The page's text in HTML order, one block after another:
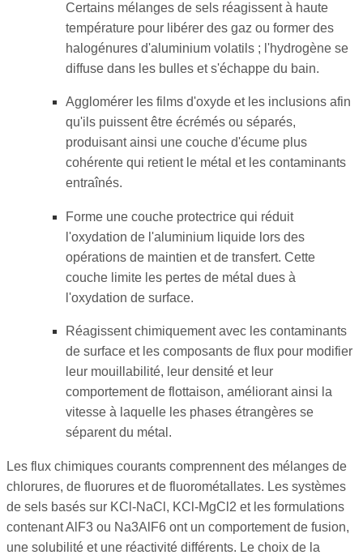
Certains mélanges de sels réagissent à haute
température pour libérer des gaz ou former des
halogénures d'aluminium volatils ; l'hydrogène se
diffuse dans les bulles et s'échappe du bain.
Agglomérer les films d'oxyde et les inclusions afin
qu'ils puissent être écrémés ou séparés,
produisant ainsi une couche d'écume plus
cohérente qui retient le métal et les contaminants
entraînés.
Forme une couche protectrice qui réduit
l'oxydation de l'aluminium liquide lors des
opérations de maintien et de transfert. Cette
couche limite les pertes de métal dues à
l'oxydation de surface.
Réagissent chimiquement avec les contaminants
de surface et les composants de flux pour modifier
leur mouillabilité, leur densité et leur
comportement de flottaison, améliorant ainsi la
vitesse à laquelle les phases étrangères se
séparent du métal.
Les flux chimiques courants comprennent des mélanges de
chlorures, de fluorures et de fluorométallates. Les systèmes
de sels basés sur KCl-NaCl, KCl-MgCl2 et les formulations
contenant AlF3 ou Na3AlF6 ont un comportement de fusion,
une solubilité et une réactivité différents. Le choix de la